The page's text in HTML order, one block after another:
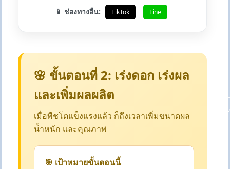
📱 ช่องทางอื่น: TikTok Line
🌸 ขั้นตอนที่ 2: เร่งดอก เร่งผล
และเพิ่มผลผลิต
เมื่อพืชโตแข็งแรงแล้ว ก็ถึงเวลาเพิ่มขนาดผล
น้ำหนัก และคุณภาพ
🎯 เป้าหมายขั้นตอนนี้